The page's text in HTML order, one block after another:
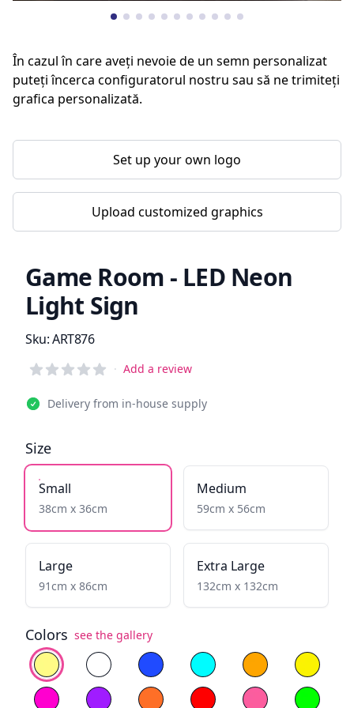
În cazul în care aveți nevoie de un semn personalizat
puteți încerca configuratorul nostru sau să ne trimiteți
grafica personalizată.
Set up your own logo
Upload customized graphics
Game Room - LED Neon
Light Sign
Product information
Sku:ART876
Reviews
· Add a review
Delivery from in-house supply
Size
Small
38cm x 36cm
Medium
59cm x 56cm
Large
91cm x 86cm
Extra Large
132cm x 132cm
Colors see the gallery
Select color
Warm WhiteCold WhiteBlue Fiery YellowYellow
Magenta
Purple Orange Red Light Pink Green